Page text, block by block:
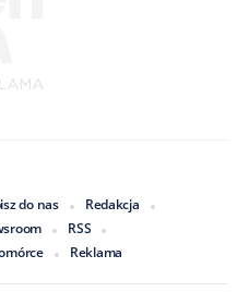
do nas
Redakcja
RSS
Reklama